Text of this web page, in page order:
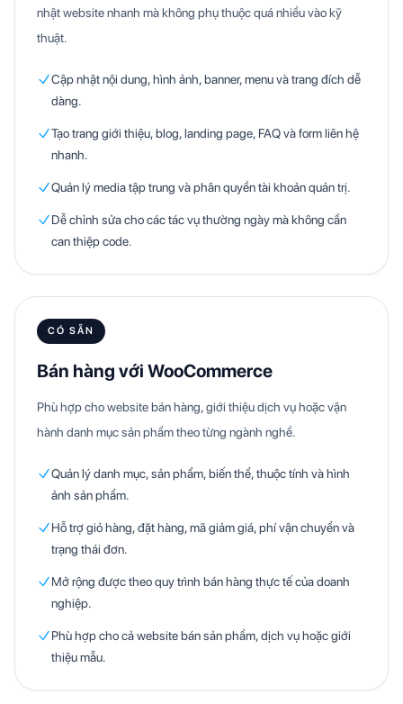
nhật website nhanh mà không phụ thuộc quá nhiều vào kỹ
thuật.
Cập nhật nội dung, hình ảnh, banner, menu và trang đích dễ
dàng.
Tạo trang giới thiệu, blog, landing page, FAQ và form liên hệ
nhanh.
Quản lý media tập trung và phân quyền tài khoản quản trị.
Dễ chỉnh sửa cho các tác vụ thường ngày mà không cần
can thiệp code.
CÓ SẴN
Bán hàng với WooCommerce
Phù hợp cho website bán hàng, giới thiệu dịch vụ hoặc vận
hành danh mục sản phẩm theo từng ngành nghề.
Quản lý danh mục, sản phẩm, biến thể, thuộc tính và hình
ảnh sản phẩm.
Hỗ trợ giỏ hàng, đặt hàng, mã giảm giá, phí vận chuyển và
trạng thái đơn.
Mở rộng được theo quy trình bán hàng thực tế của doanh
nghiệp.
Phù hợp cho cả website bán sản phẩm, dịch vụ hoặc giới
thiệu mẫu.